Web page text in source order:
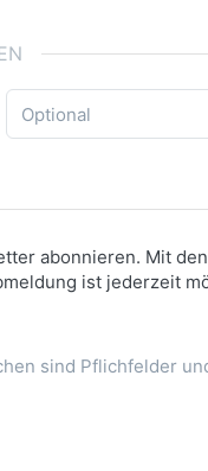
abonnieren. Mit
ist jederzeit
sind Pflichfelder